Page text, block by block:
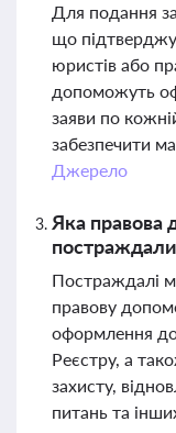
Для подання
що
юристів або
допоможуть
заяви по
забезпечити
Джерело
Яка правова
Постраждалі
правову
оформлення
Реєстру, а
захисту,
питань та